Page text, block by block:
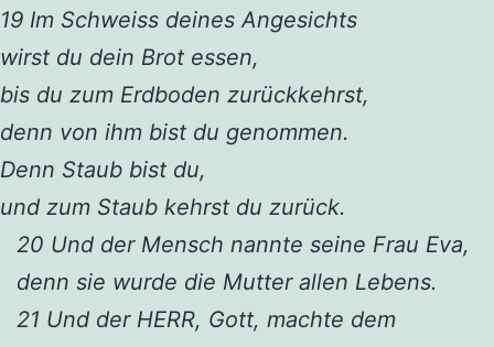
19 Im Schweiss deines Angesichts
wirst du dein Brot essen,
bis du zum Erdboden zurückkehrst,
denn von ihm bist du genommen.
Denn Staub bist du,
und zum Staub kehrst du zurück.
20 Und der Mensch nannte seine Frau Eva,
denn sie wurde die Mutter allen Lebens.
21 Und der HERR, Gott, machte dem